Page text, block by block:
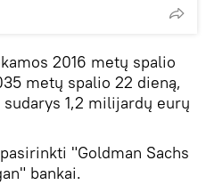
2016 metų spalio
metų spalio 22 dieną,
1,2 milijardų eurų
"Goldman Sachs
bankai.